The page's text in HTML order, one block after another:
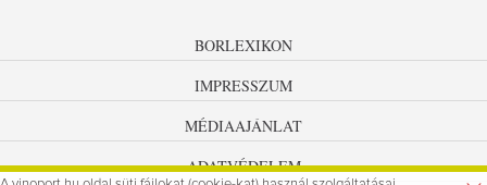
BORLEXIKON
IMPRESSZUM
MÉDIAAJÁNLAT
ADATVÉDELEM